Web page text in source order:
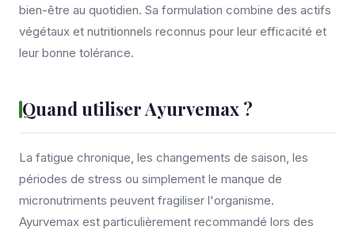
bien-être au quotidien. Sa formulation combine des actifs
végétaux et nutritionnels reconnus pour leur efficacité et
leur bonne tolérance.
Quand utiliser Ayurvemax ?
La fatigue chronique, les changements de saison, les
périodes de stress ou simplement le manque de
micronutriments peuvent fragiliser l'organisme.
Ayurvemax est particulièrement recommandé lors des